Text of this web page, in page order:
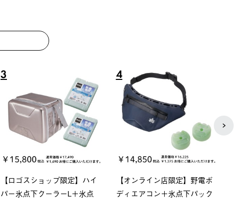
3
【ロゴスショップ限定】ハイ
パー氷点下クーラーL＋氷点
4
【オンライン店限定】野電ボ
ディエアコン＋氷点下パック